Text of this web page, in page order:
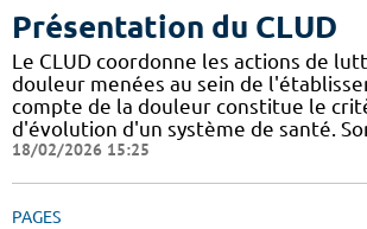
Présentation du CLUD
Le CLUD coordonne les actions de
douleur menées au sein de
compte de la douleur constitue le
d'évolution d'un système de santé.
18/02/2026 15:25
PAGES